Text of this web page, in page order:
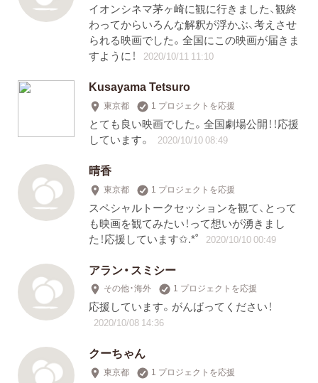
イオンシネマ茅ヶ崎に観に行きました、観終
わってからいろんな解釈が浮かぶ、考えさせ
られる映画でした。全国にこの映画が届きま
すように！
2020/10/11 11:10
Kusayama Tetsuro
東京都 1 プロジェクトを応援
とても良い映画でした。全国劇場公開！！応援
しています。
2020/10/10 08:49
晴香
東京都 1 プロジェクトを応援
スペシャルトークセッションを観て、とって
も映画を観てみたい！って想いが湧きまし
た！応援しています✩.*˚
2020/10/10 00:49
アラン・スミシー
その他・海外 1 プロジェクトを応援
応援しています。がんばってください！
2020/10/08 14:36
クーちゃん
東京都 1 プロジェクトを応援